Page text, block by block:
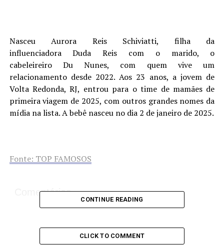
Nasceu Aurora Reis Schiviatti, filha da
influenciadora Duda Reis com o marido, o
cabeleireiro Du Nunes, com quem vive um
relacionamento desde 2022. Aos 23 anos, a jovem de
Volta Redonda, RJ, entrou para o time de mamães de
primeira viagem de 2025, com outros grandes nomes da
mídia na lista. A bebê nasceu no dia 2 de janeiro de 2025.
Fonte: TOP FAMOSOS
Comentários
TÃO
CONTINUE READING
CLICK TO COMMENT